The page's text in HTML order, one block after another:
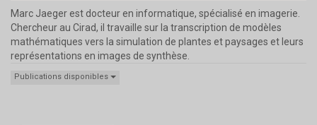
Marc Jaeger est docteur en informatique, spécialisé en imagerie.
Chercheur au Cirad, il travaille sur la transcription de modèles
mathématiques vers la simulation de plantes et paysages et leurs
représentations en images de synthèse.
Publications disponibles